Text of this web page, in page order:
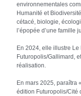
environnementales
Humanité et
cétacé, biologie,
l’épopée d’une famille
En 2024, elle illustre
Futuropolis/Gallimard,
réalisation.
En mars 2025, paraîtra
édition Futuropolis/Cité